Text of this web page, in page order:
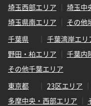
埼玉西部エリア
埼玉中
埼玉県南エリア
その他
千葉県
千葉湾岸エリ
野田・柏エリア
千葉内
その他千葉エリア
東京都
23区エリア
多摩中央・西部エリア